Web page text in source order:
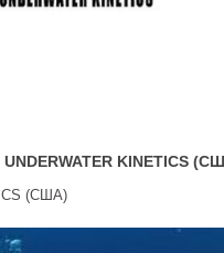
KINETICS
(США)